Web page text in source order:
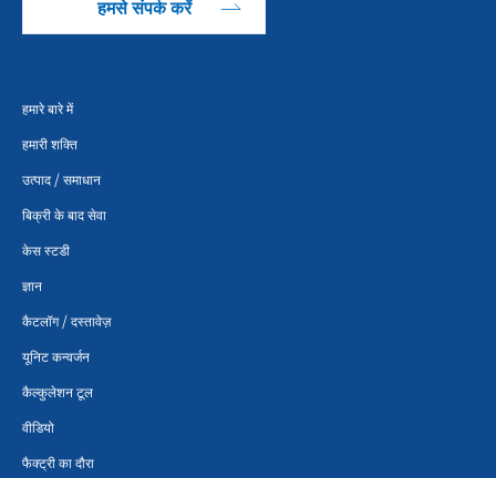
हमसे संपर्क करें
हमारे बारे में
हमारी शक्ति
उत्पाद / समाधान
बिक्री के बाद सेवा
केस स्टडी
ज्ञान
कैटलॉग / दस्तावेज़
यूनिट कन्वर्जन
कैल्कुलेशन टूल
वीडियो
फैक्ट्री का दौरा